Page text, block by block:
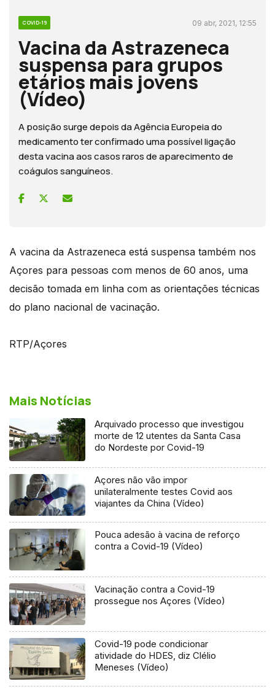
COVID-19 09 abr, 2021, 12:55
Vacina da Astrazeneca
suspensa para grupos
etários mais jovens
(Vídeo)
A posição surge depois da Agência Europeia do
medicamento ter confirmado uma possível ligação
desta vacina aos casos raros de aparecimento de
coágulos sanguíneos.
A vacina da Astrazeneca está suspensa também nos
Açores para pessoas com menos de 60 anos, uma
decisão tomada em linha com as orientações técnicas
do plano nacional de vacinação.
RTP/Açores
Mais Notícias
Arquivado processo que investigou
morte de 12 utentes da Santa Casa
do Nordeste por Covid-19
Açores não vão impor
unilateralmente testes Covid aos
viajantes da China (Vídeo)
Pouca adesão à vacina de reforço
contra a Covid-19 (Vídeo)
Vacinação contra a Covid-19
prossegue nos Açores (Vídeo)
Covid-19 pode condicionar
atividade do HDES, diz Clélio
Meneses (Vídeo)